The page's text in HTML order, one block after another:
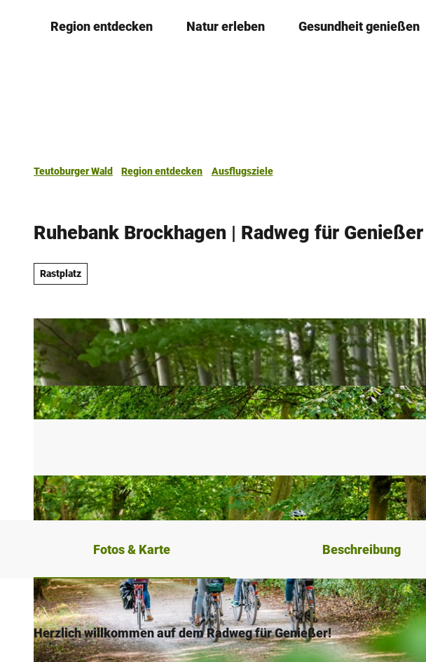
Region entdecken Natur erleben Gesundheit genießen
Teutoburger Wald Region entdecken
Ausflugsziele
Ruhebank Brockhagen | Radweg für Genießer
Rastplatz
Fotos & Karte Beschreibung
Herzlich willkommen auf dem Radweg für Genießer!